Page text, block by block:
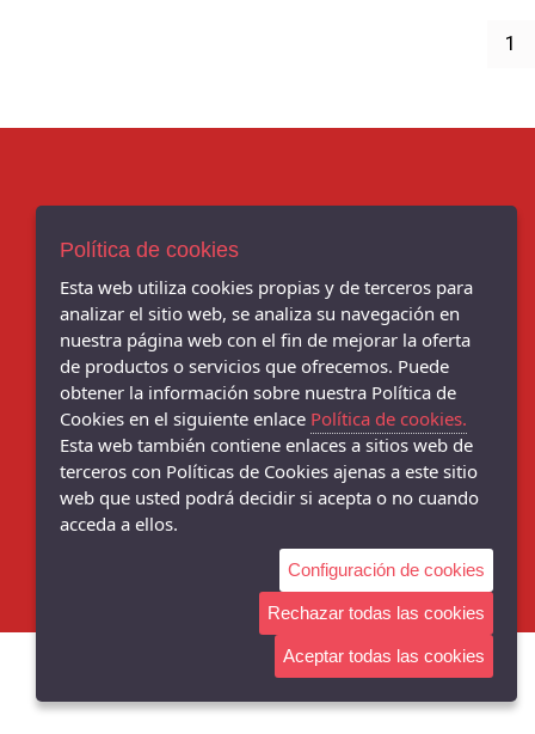
1
AVISO LEGAL
POLÍTICA DE COOKIES
POLÍTICA DE PRIVACIDAD
Chema Sport - C/ BENITO CORBAL, 14, PONTEVEDRA - 36001
(Pontevedra)
Chema Sneakers - C/ DANIEL DE LA SOTA, 9, - 36001 (Pontevedra)
986 102 081
Política de cookies
Esta web utiliza cookies propias y de terceros para
analizar el sitio web, se analiza su navegación en
nuestra página web con el fin de mejorar la oferta
de productos o servicios que ofrecemos. Puede
obtener la información sobre nuestra Política de
Cookies en el siguiente enlace Política de cookies.
Esta web también contiene enlaces a sitios web de
terceros con Políticas de Cookies ajenas a este sitio
web que usted podrá decidir si acepta o no cuando
acceda a ellos.
Configuración de cookies
Rechazar todas las cookies
Aceptar todas las cookies